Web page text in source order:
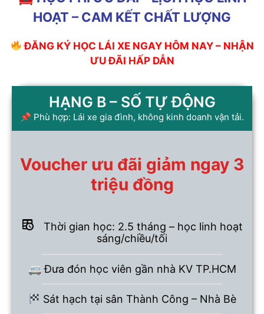
HOẠT – CAM KẾT CHẤT LƯỢNG
ĐĂNG KÝ HỌC LÁI XE NGAY HÔM NAY – NHẬN
ƯU ĐÃI HẤP DẪN
HẠNG B – SỐ TỰ ĐỘNG
📌 Phù hợp: Lái xe gia đình, không kinh doanh vận tải.
Voucher ưu đãi giảm ngay 3
triệu đồng
Thời gian học: 2.5 tháng – học linh hoạt
sáng/chiều/tối
🚐 Đưa đón học viên gần nhà KV TP.HCM
Sát hạch tại sân Thành Công – Nhà Bè